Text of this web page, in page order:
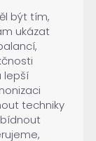
být tím,
ukázat
lepší
techniky